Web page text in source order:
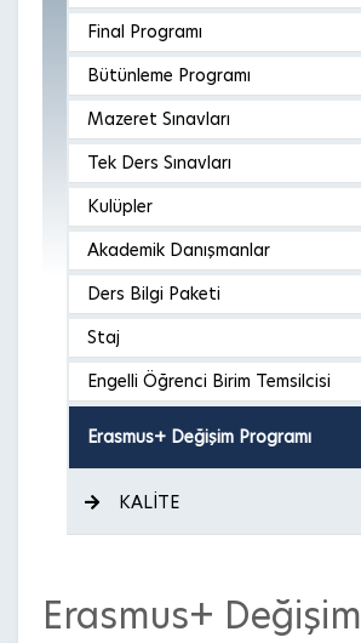
Final Programı
Bütünleme Programı
Mazeret Sınavları
Tek Ders Sınavları
Kulüpler
Akademik Danışmanlar
Ders Bilgi Paketi
Staj
Engelli Öğrenci Birim Temsilcisi
Erasmus+ Değişim Programı
KALİTE
Erasmus+ Değişim